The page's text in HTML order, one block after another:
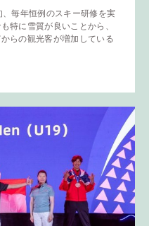
毎年恒例のスキー研修を実
特に雪質が良いことから、
らの観光客が増加している